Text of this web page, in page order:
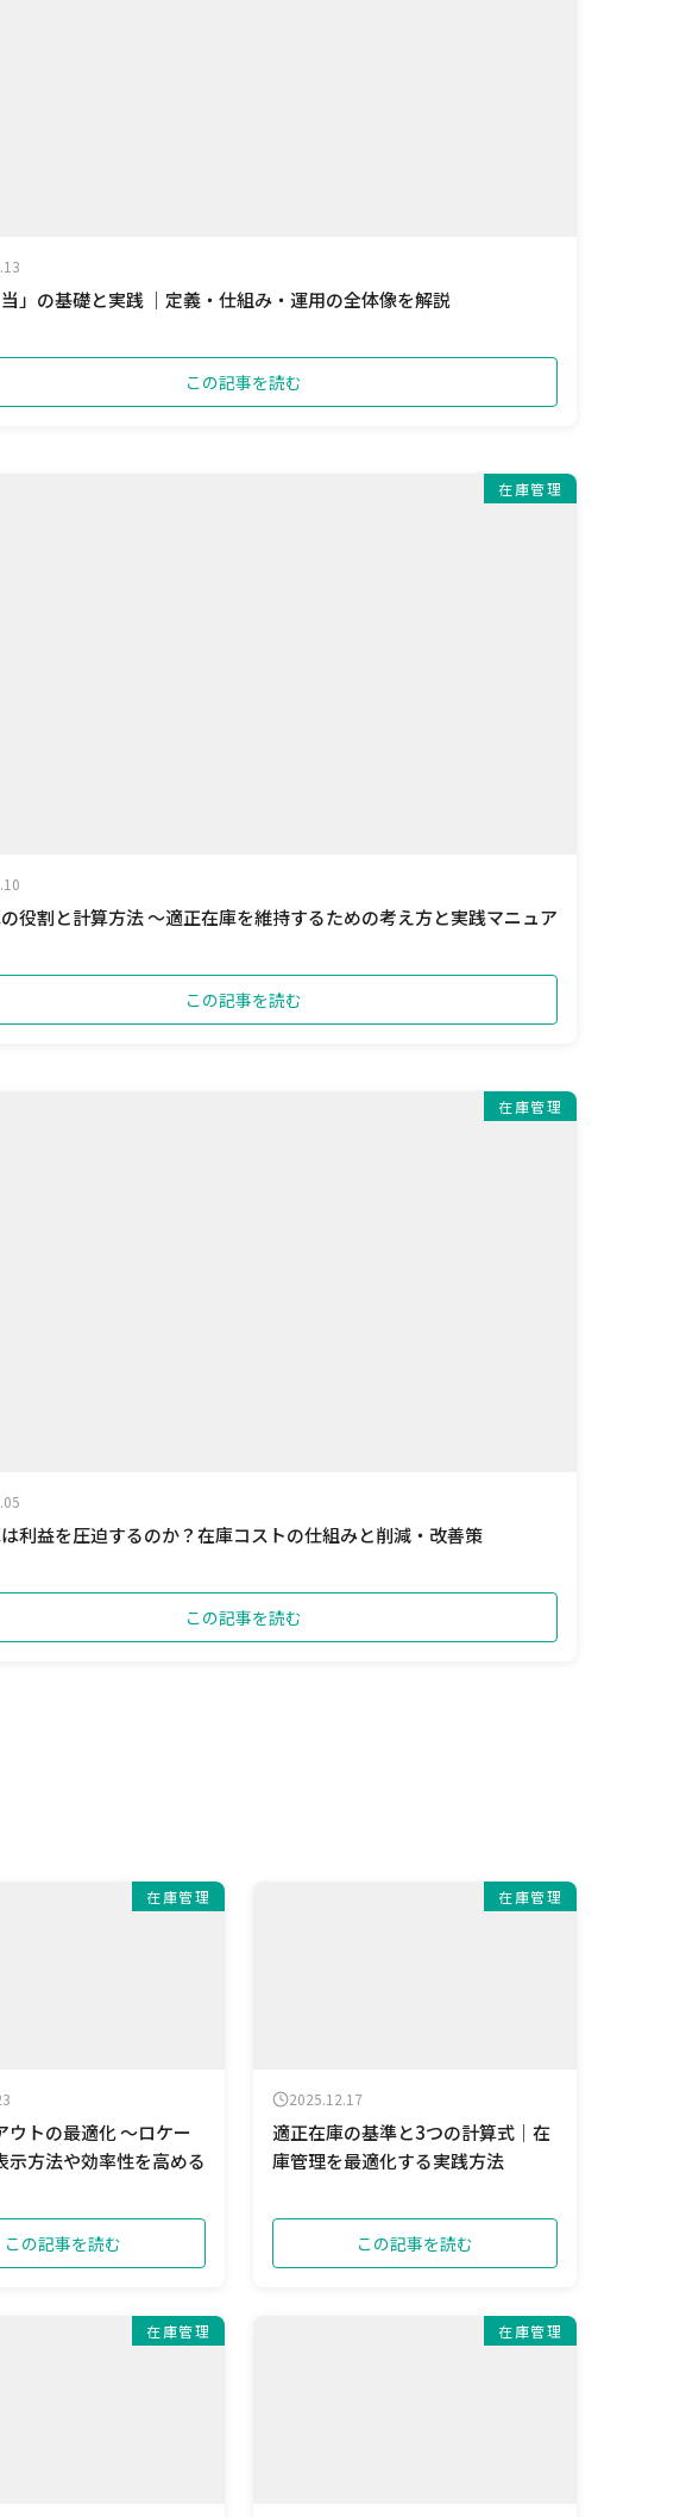
当」の基礎と実践 ｜定義・仕組み・運用の全体像を解説
この記事を読む
在庫管理
役割と計算方法 ～適正在庫を維持するための考え方と実践マニュア
この記事を読む
在庫管理
利益を圧迫するのか？在庫コストの仕組みと削減・改善策
この記事を読む
在庫管理
ウトの最適化 ～ロケー
示方法や効率性を高める
この記事を読む
在庫管理
2025.12.17
適正在庫の基準と3つの計算式｜在
庫管理を最適化する実践方法
この記事を読む
在庫管理 在庫管理